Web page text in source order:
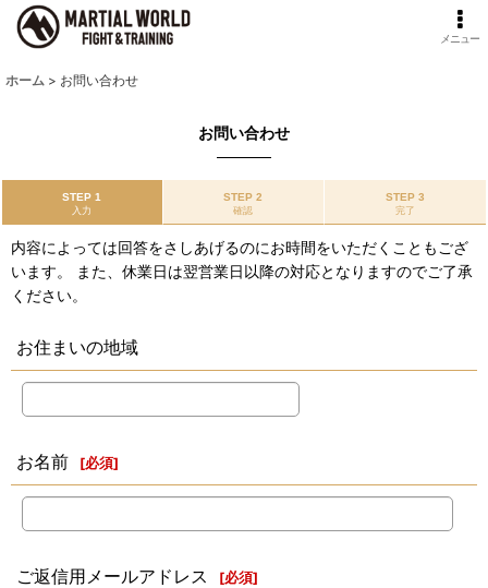
メニュー
ホーム > お問い合わせ
お問い合わせ
STEP 1
入力
STEP 2
確認
STEP 3
完了
内容によっては回答をさしあげるのにお時間をいただくこともござ
います。 また、休業日は翌営業日以降の対応となりますのでご了承
ください。
お住まいの地域
お名前 [必須]
ご返信用メールアドレス [必須]